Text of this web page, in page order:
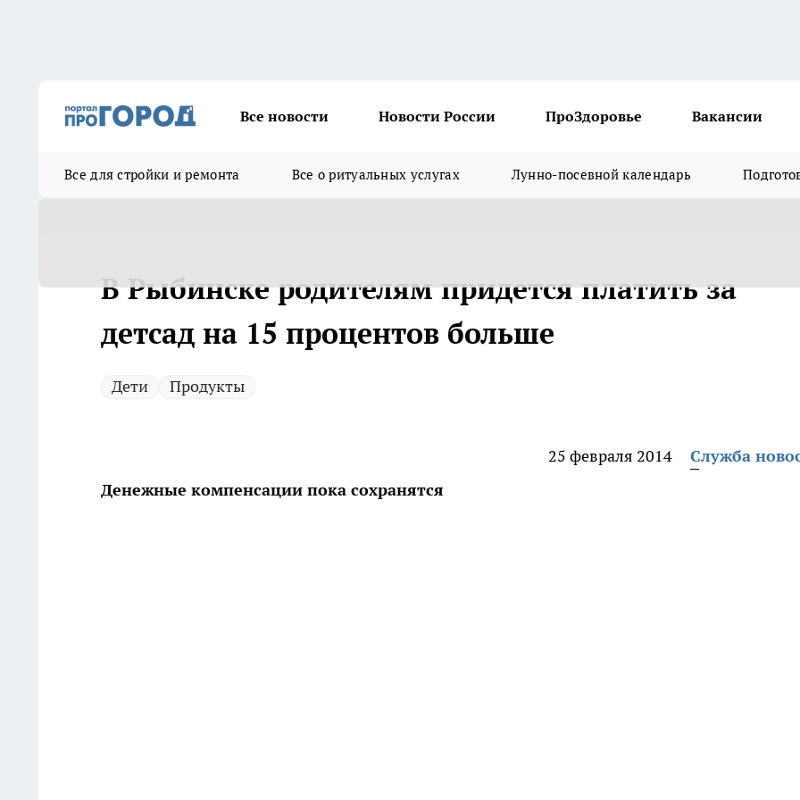
Все новости Новости России ПроЗдоровье Вакансии
Все для стройки и ремонта Все о ритуальных услугах Лунно-посевной календарь
В Рыбинске родителям придется платить за
детсад на 15 процентов больше
Дети Продукты
25 февраля 2014
Служба
Денежные компенсации пока сохранятся